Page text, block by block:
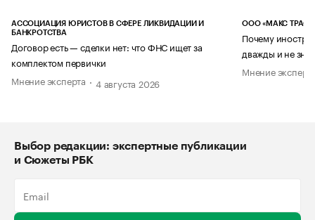
АССОЦИАЦИЯ ЮРИСТОВ В СФЕРЕ ЛИКВИДАЦИИ И
БАНКРОТСТВА
Договор есть — сделки нет: что ФНС ищет за
комплектом первички
Мнение эксперта
4 августа 2026
ООО «МАКС ТРАСТ»
Почему
дважды и не
Мнение
Выбор редакции: экспертные публикации
и Сюжеты РБК